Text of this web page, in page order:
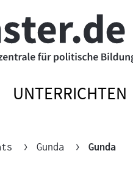
UNTERRICHTEN
Gunda Gunda